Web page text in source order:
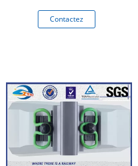
Contactez